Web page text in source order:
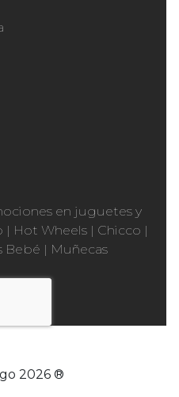
en juguetes y
| Hot Wheels | Chicco |
Bebé | Muñecas
2026 ®